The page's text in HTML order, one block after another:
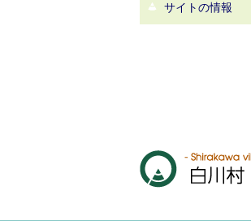
サイトの情報